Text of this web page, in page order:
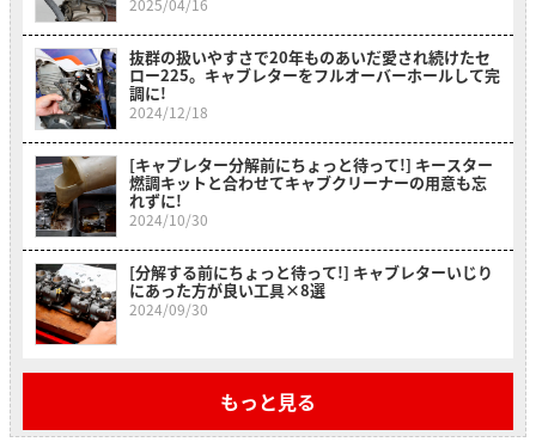
抜群の扱いやすさで20年ものあいだ愛され続けたセ
ロー225。キャブレターをフルオーバーホールして完
調に!
2024/12/18
[キャブレター分解前にちょっと待って!] キースター
燃調キットと合わせてキャブクリーナーの用意も忘
れずに!
2024/10/30
[分解する前にちょっと待って!] キャブレターいじり
にあった方が良い工具×8選
2024/09/30
もっと見る